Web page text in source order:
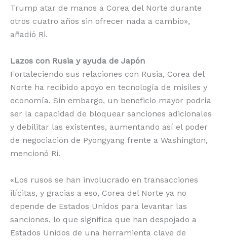
Trump atar de manos a Corea del Norte durante
otros cuatro años sin ofrecer nada a cambio»,
añadió Ri.
Lazos con Rusia y ayuda de Japón
Fortaleciendo sus relaciones con Rusia, Corea del
Norte ha recibido apoyo en tecnología de misiles y
economía. Sin embargo, un beneficio mayor podría
ser la capacidad de bloquear sanciones adicionales
y debilitar las existentes, aumentando así el poder
de negociación de Pyongyang frente a Washington,
mencionó Ri.
«Los rusos se han involucrado en transacciones
ilícitas, y gracias a eso, Corea del Norte ya no
depende de Estados Unidos para levantar las
sanciones, lo que significa que han despojado a
Estados Unidos de una herramienta clave de